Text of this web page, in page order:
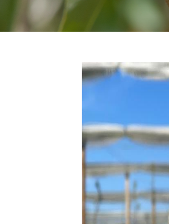
Image